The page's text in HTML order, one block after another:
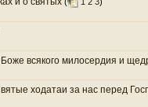
всякого милосердия и
ходатаи за нас перед